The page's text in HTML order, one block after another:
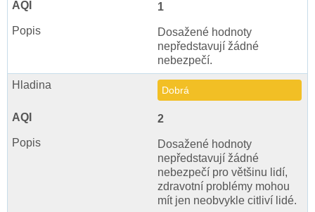
1
Dosažené hodnoty
nepředstavují žádné
nebezpečí.
Dobrá
2
Dosažené hodnoty
nepředstavují žádné
nebezpečí pro většinu lidí,
zdravotní problémy mohou
mít jen neobvykle citliví lidé.